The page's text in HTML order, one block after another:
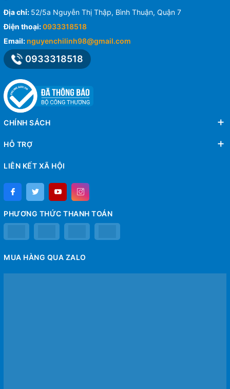
Địa chỉ: 52/5a Nguyễn Thị Thập, Bình Thuận, Quận 7
Điện thoại:0933318518
Email: nguyenchilinh98@gmail.com
0933318518
CHÍNH SÁCH
HỖ TRỢ
LIÊN KẾT XÃ HỘI
PHƯƠNG THỨC THANH TOÁN
MUA HÀNG QUA ZALO